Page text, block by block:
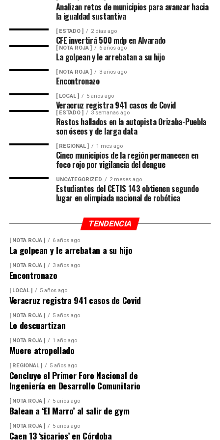
En ese sentido, exhortó a la población a revisar el origen
del huevo antes de comprarlo y dar preferencia al
producto nacional, al asegurar que ofrece mayor
frescura y calidad, además de respaldar la economía de
miles de familias dedicadas a la actividad avícola.
Finalmente, destacó que entre Veracruz y Puebla
operan ocho empresas productoras con más de 350
granjas avícolas, las cuales representan una importante
fuente de empleo y desarrollo económico para
comunidades rurales de ambas entidades.
Analizan retos de municipios para avanzar hacia
la igualdad sustantiva
[ ESTADO ] 2 días ago
CFE invertirá 500 mdp en Alvarado
[ NOTA ROJA ] 6 años ago
La golpean y le arrebatan a su hijo
[ NOTA ROJA ] 3 años ago
Encontronazo
[ LOCAL ] 5 años ago
Veracruz registra 941 casos de Covid
[ ESTADO ] 3 semanas ago
Restos hallados en la autopista Orizaba-Puebla
son óseos y de larga data
[ REGIONAL ] 1 mes ago
Cinco municipios de la región permanecen en
foco rojo por vigilancia del dengue
UNCATEGORIZED 2 meses ago
Estudiantes del CETIS 143 obtienen segundo
lugar en olimpiada nacional de robótica
TENDENCIA
[ NOTA ROJA ] 6 años ago
La golpean y le arrebatan a su hijo
[ NOTA ROJA ] 3 años ago
Encontronazo
[ LOCAL ] 5 años ago
Veracruz registra 941 casos de Covid
[ NOTA ROJA ] 5 años ago
Lo descuartizan
[ NOTA ROJA ] 1 año ago
Muere atropellado
[ REGIONAL ] 5 años ago
Concluye el Primer Foro Nacional de
Ingeniería en Desarrollo Comunitario
[ NOTA ROJA ] 5 años ago
Balean a ‘El Marro’ al salir de gym
[ NOTA ROJA ] 5 años ago
Caen 13 ‘sicarios’ en Córdoba